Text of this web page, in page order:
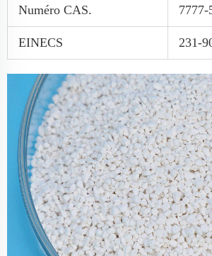
Numéro CAS. 7777-
EINECS 231-